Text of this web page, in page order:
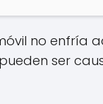
no enfría
ser